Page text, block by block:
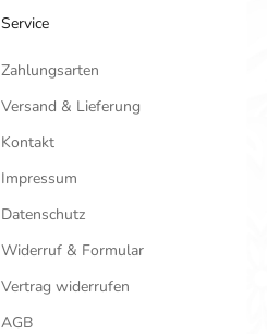
Service
Zahlungsarten
Versand & Lieferung
Kontakt
Impressum
Datenschutz
Widerruf & Formular
Vertrag widerrufen
AGB